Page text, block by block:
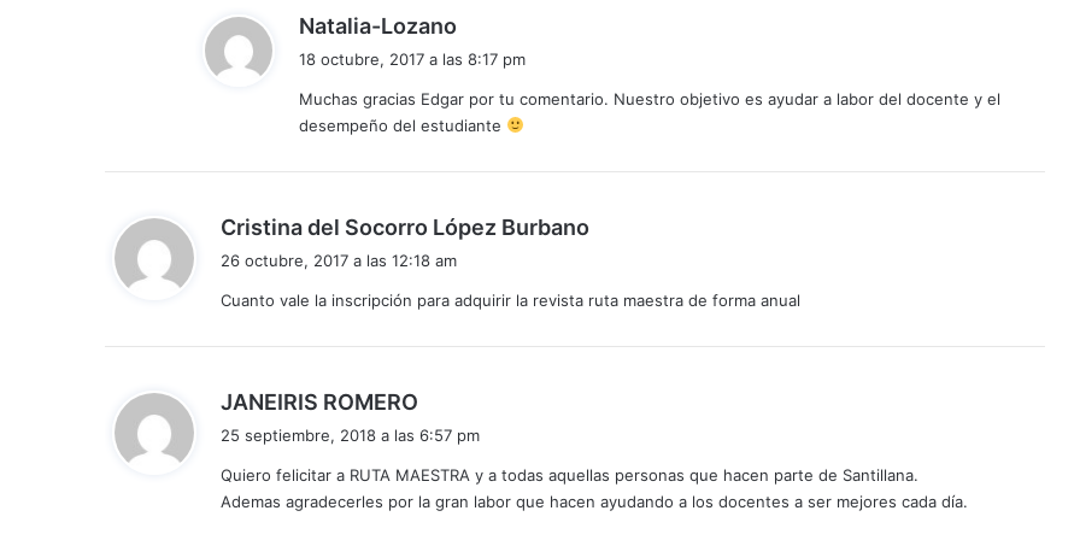
Natalia-Lozano
e
:
18 octubre, 2017 a las 8:17 pm
Muchas gracias Edgar por tu comentario. Nuestro objetivo es ayudar a labor del docente y el
desempeño del estudiante
Cristina del Socorro López Burbano
e
26 octubre, 2017 a las 12:18 am
Cuanto vale la inscripción para adquirir la revista ruta maestra de forma anual
JANEIRIS ROMERO
e
:
25 septiembre, 2018 a las 6:57 pm
Quiero felicitar a RUTA MAESTRA y a todas aquellas personas que hacen parte de Santillana.
Ademas agradecerles por la gran labor que hacen ayudando a los docentes a ser mejores cada día.